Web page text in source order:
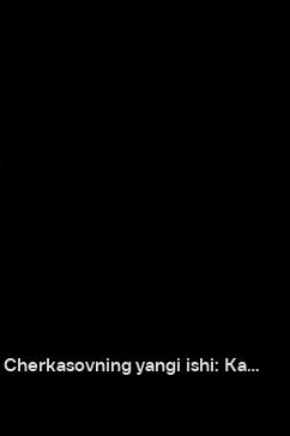
Mosgaz. Mayor Cherkasovning yangi ishi: Katran